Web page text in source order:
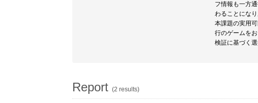
フ情報も一方
わることにな
本課題の実用
行のゲームを
検証に基づく
Report (2 results)